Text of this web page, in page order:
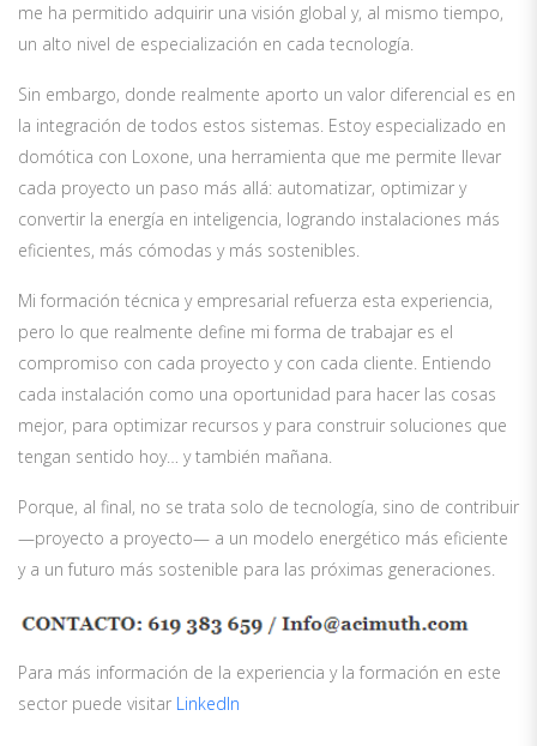
me ha permitido adquirir una visión global y, al mismo tiempo,
un alto nivel de especialización en cada tecnología.
Sin embargo, donde realmente aporto un valor diferencial es en
la integración de todos estos sistemas. Estoy especializado en
domótica con Loxone, una herramienta que me permite llevar
cada proyecto un paso más allá: automatizar, optimizar y
convertir la energía en inteligencia, logrando instalaciones más
eficientes, más cómodas y más sostenibles.
Mi formación técnica y empresarial refuerza esta experiencia,
pero lo que realmente define mi forma de trabajar es el
compromiso con cada proyecto y con cada cliente. Entiendo
cada instalación como una oportunidad para hacer las cosas
mejor, para optimizar recursos y para construir soluciones que
tengan sentido hoy… y también mañana.
Porque, al final, no se trata solo de tecnología, sino de contribuir
—proyecto a proyecto— a un modelo energético más eficiente
y a un futuro más sostenible para las próximas generaciones.
Para más información de la experiencia y la formación en este
sector puede visitar LinkedIn